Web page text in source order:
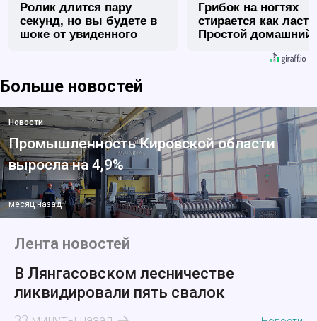
Ролик длится пару
секунд, но вы будете в
шоке от увиденного
Грибок на ногтях
стирается как
Простой домашний
Больше новостей
Новости
Промышленность Кировской области
выросла на 4,9%
месяц назад
Лента новостей
В Лянгасовском лесничестве
ликвидировали пять свалок